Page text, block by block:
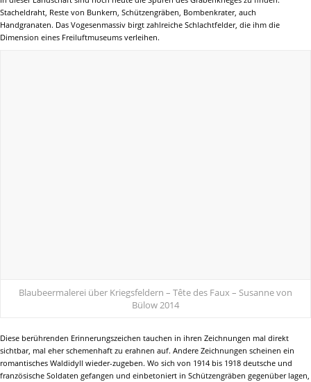
Stacheldraht, Reste von Bunkern, Schützengräben, Bombenkrater, auch
Handgranaten. Das Vogesenmassiv birgt zahlreiche Schlachtfelder, die ihm die
Dimension eines Freiluftmuseums verleihen.
Blaubeermalerei über Kriegsfeldern – Tête des Faux – Susanne von
Bülow2014
Diese berührenden Erinnerungszeichen tauchen in ihren Zeichnungen mal direkt
sichtbar, mal eher schemenhaft zu erahnen auf. Andere Zeichnungen scheinen ein
romantisches Waldidyll wieder-zugeben. Wo sich von 1914 bis 1918 deutsche und
französische Soldaten gefangen und einbetoniert in Schützengräben gegenüber lagen,